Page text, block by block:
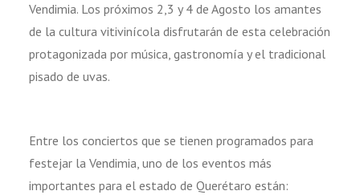
Vendimia. Los próximos 2,3 y 4 de Agosto los amantes
de la cultura vitivinícola disfrutarán de esta celebración
protagonizada por música, gastronomía y el tradicional
pisado de uvas.
Entre los conciertos que se tienen programados para
festejar la Vendimia, uno de los eventos más
importantes para el estado de Querétaro están: